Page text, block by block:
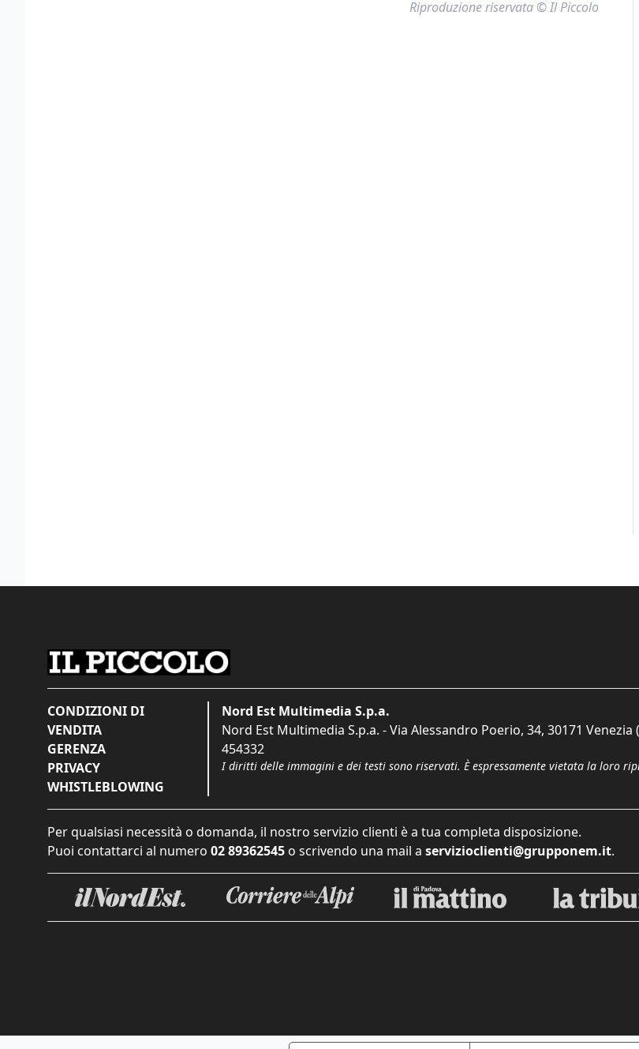
Riproduzione riservata © Il Piccolo
CONDIZIONI DI
VENDITA
GERENZA
PRIVACY
WHISTLEBLOWING
Nord Est Multimedia S.p.a.
Nord Est Multimedia S.p.a. - Via Alessandro Poerio, 34, 30171 Venezia
454332
I diritti delle immagini e dei testi sono riservati. È espressamente vietata la loro
Per qualsiasi necessità o domanda, il nostro servizio clienti è a tua completa disposizione.
Puoi contattarci al numero 02 89362545 o scrivendo una mail a servizioclienti@grupponem.it.